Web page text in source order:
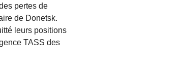
pertes de
de Donetsk.
leurs positions
TASS des